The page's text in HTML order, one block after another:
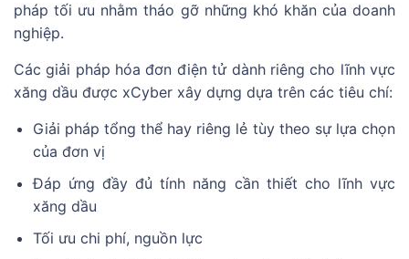
pháp tối ưu nhằm tháo gỡ những khó khăn của doanh
nghiệp.
Các giải pháp hóa đơn điện tử dành riêng cho lĩnh vực
xăng dầu được xCyber xây dựng dựa trên các tiêu chí:
Giải pháp tổng thể hay riêng lẻ tùy theo sự lựa chọn
của đơn vị
Đáp ứng đầy đủ tính năng cần thiết cho lĩnh vực
xăng dầu
Tối ưu chi phí, nguồn lực